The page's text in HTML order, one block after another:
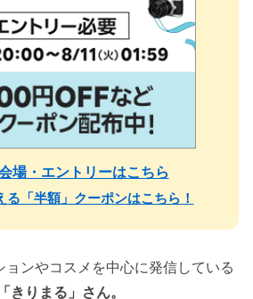
場・エントリーはこちら
る「半額」クーポンはこちら！
ンやコスメを中心に発信している
きりまる」さん。